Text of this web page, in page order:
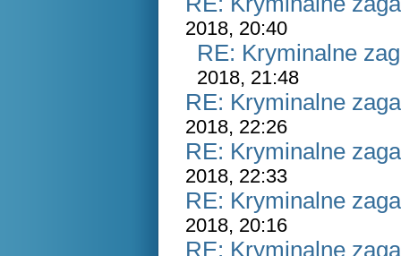
2018, 20:40
RE: Kryminalne
2018, 21:48
RE: Kryminalne
2018, 22:26
RE: Kryminalne
2018, 22:33
RE: Kryminalne
2018, 20:16
RE: Kryminalne